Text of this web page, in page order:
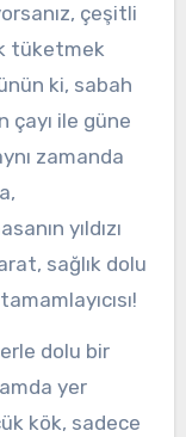
çeşitli
tüketmek
ki, sabah
çayı ile güne
zamanda
yıldızı
sağlık dolu
dolu bir
yer
kök, sadece